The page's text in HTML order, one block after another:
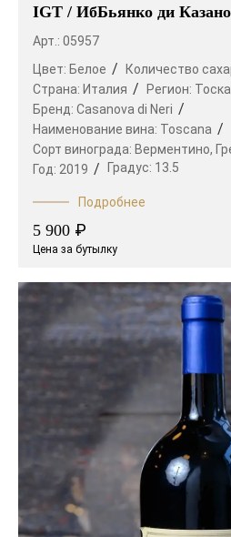
IGT / ИбБьянко ди
Арт.: 05957
Цвет: Белое Количество
Страна: Италия Регион:
Бренд: Casanova di Neri
Наименование вина: Toscana
Сорт винограда: Верментино,
Год: 2019 Градус: 13.5
Подробнее
5 900 ₽
Цена за бутылку